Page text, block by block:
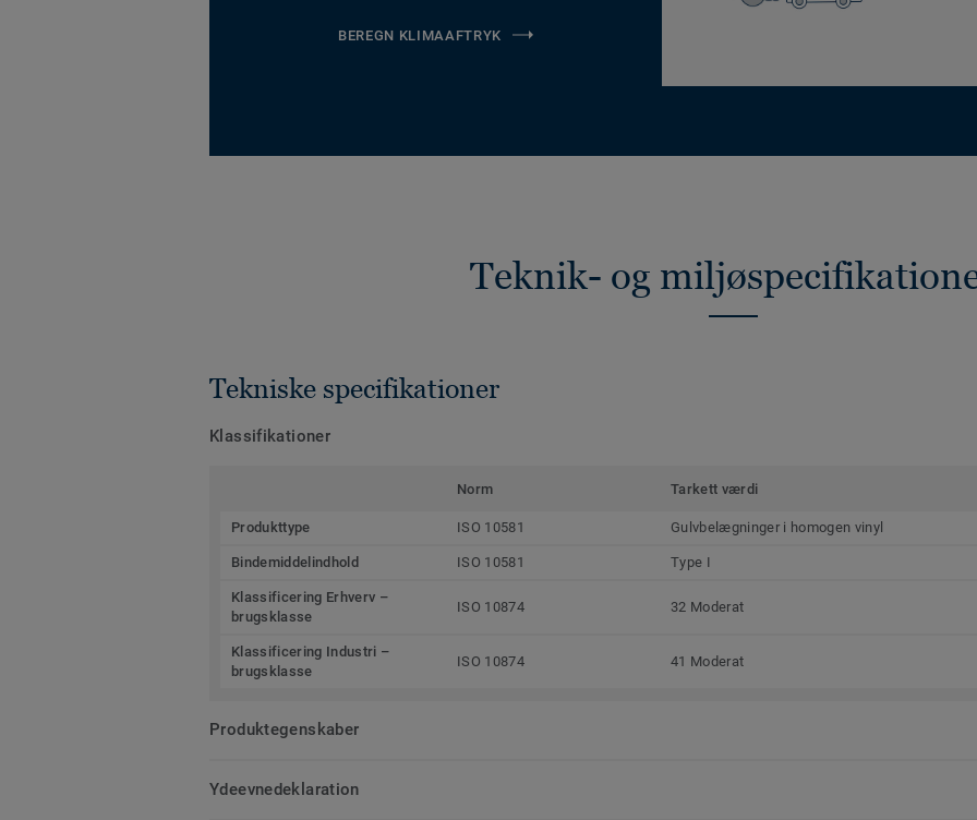
BEREGN KLIMAAFTRYK
Teknik- og
Tekniske specifikationer
Klassifikationer
Norm Tarkett værdi
Produkttype ISO 10581 Gulvbelægninger i homogen vinyl
Bindemiddelindhold ISO 10581 Type I
Klassificering Erhverv –
brugsklasse
ISO 10874 32 Moderat
Klassificering Industri –
brugsklasse
ISO 10874 41 Moderat
Produktegenskaber
Ydeevnedeklaration